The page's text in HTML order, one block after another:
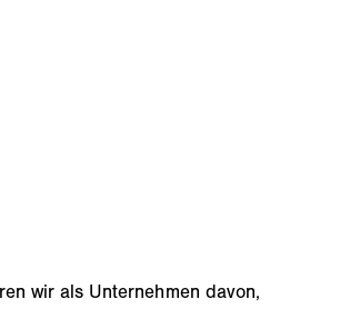
wir als Unternehmen davon,